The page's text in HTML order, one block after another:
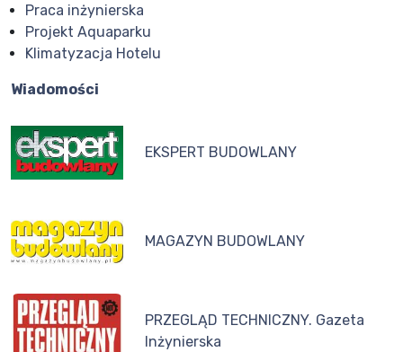
Praca inżynierska
Projekt Aquaparku
Klimatyzacja Hotelu
Wiadomości
EKSPERT BUDOWLANY
MAGAZYN BUDOWLANY
PRZEGLĄD TECHNICZNY. Gazeta
Inżynierska